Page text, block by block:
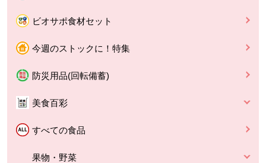
ビオサポ食材セット
今週のストックに！特集
防災用品(回転備蓄)
美食百彩
すべての食品
果物・野菜